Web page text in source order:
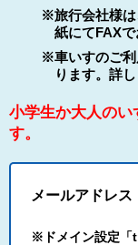
※旅行会社様は
紙にてFAXで
※車いすのご利
ります。詳
小学生か大人のい
す。
メールアドレス
※ドメイン設定「